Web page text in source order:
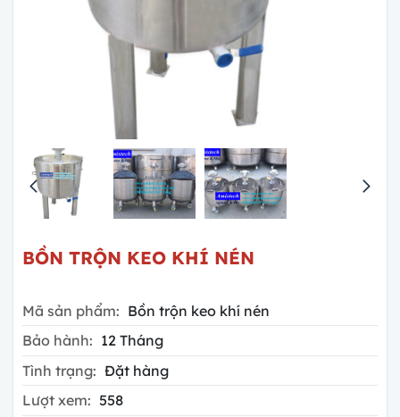
BỒN TRỘN KEO KHÍ NÉN
Mã sản phẩm: Bồn trộn keo khí nén
Bảo hành: 12 Tháng
Tình trạng: Đặt hàng
Lượt xem: 558